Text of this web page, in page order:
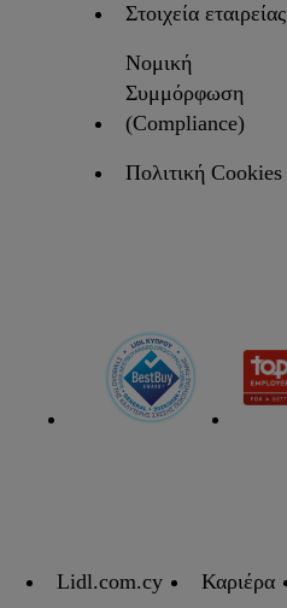
Στοιχεία εταιρείας
Νομική
Συμμόρφωση
(Compliance)
Πολιτική Cookies
Lidl.com.cy Καριέρα